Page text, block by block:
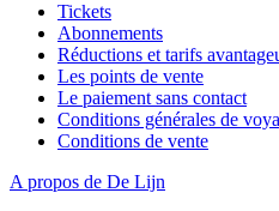
Tickets
Abonnements
Réductions et tarifs
Les points de vente
Le paiement sans contact
Conditions générales de
Conditions de vente
A propos de De Lijn